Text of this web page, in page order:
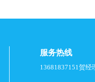
服务热线
13681837151贺经